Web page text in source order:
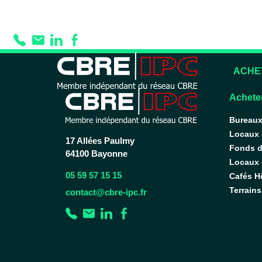
17 Allées Paulmy
64100 Bayonne
05 59 57 15 15
contact@cbre-ipc.fr
Bureaux
Locaux
Fonds
Locaux
Cafés
Terrains